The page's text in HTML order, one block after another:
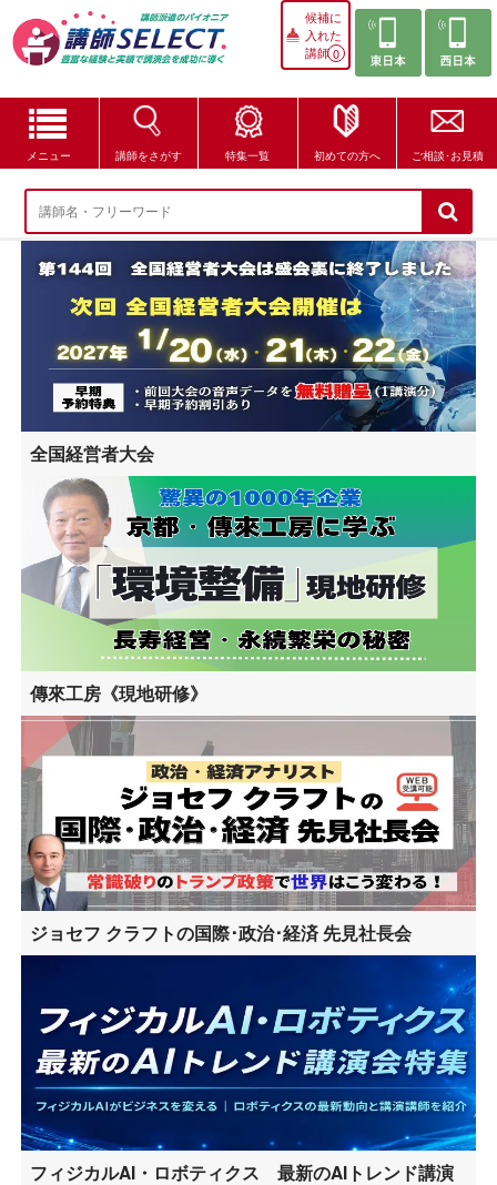
候補に
入れた
講師0
メニュー 講師をさがす 特集一覧 初めての方へ ご相談･お見積
講師をさがす
特集一覧
講師セレクトが選ばれる理由
ブログ・コラム
はじめての方へ
ご相談・お見積
全国経営者大会
傳來工房《現地研修》
ジョセフ クラフトの国際･政治･経済 先見社長会
フィジカルAI・ロボティクス 最新のAIトレンド講演